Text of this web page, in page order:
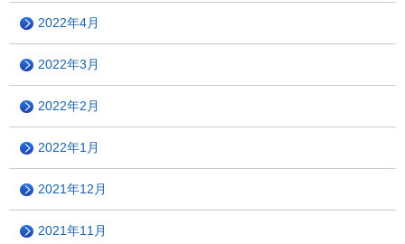
2022年4月
2022年3月
2022年2月
2022年1月
2021年12月
2021年11月